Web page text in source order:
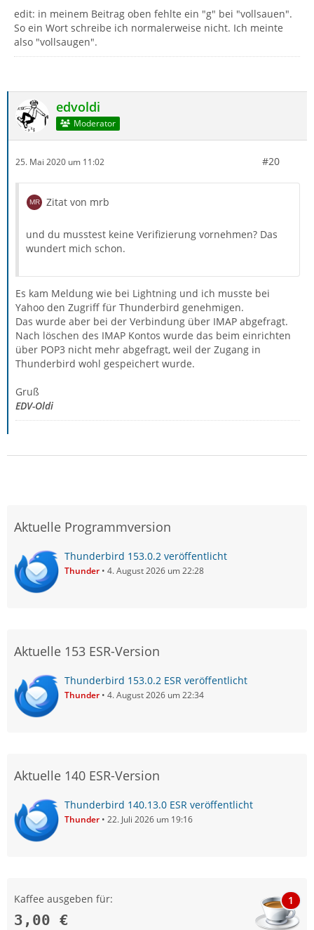
edit: in meinem Beitrag oben fehlte ein "g" bei "vollsauen".
So ein Wort schreibe ich normalerweise nicht. Ich meinte
also "vollsaugen".
edvoldi
Moderator
25. Mai 2020 um 11:02 #20
Zitat von mrb
und du musstest keine Verifizierung vornehmen? Das
wundert mich schon.
Es kam Meldung wie bei Lightning und ich musste bei
Yahoo den Zugriff für Thunderbird genehmigen.
Das wurde aber bei der Verbindung über IMAP abgefragt.
Nach löschen des IMAP Kontos wurde das beim einrichten
über POP3 nicht mehr abgefragt, weil der Zugang in
Thunderbird wohl gespeichert wurde.
Gruß
EDV-Oldi
Aktuelle Programmversion
Thunderbird 153.0.2 veröffentlicht
Thunder 4. August 2026 um 22:28
Aktuelle 153 ESR-Version
Thunderbird 153.0.2 ESR veröffentlicht
Thunder 4. August 2026 um 22:34
Aktuelle 140 ESR-Version
Thunderbird 140.13.0 ESR veröffentlicht
Thunder 22. Juli 2026 um 19:16
Kaffee ausgeben für:
3,00 €
1